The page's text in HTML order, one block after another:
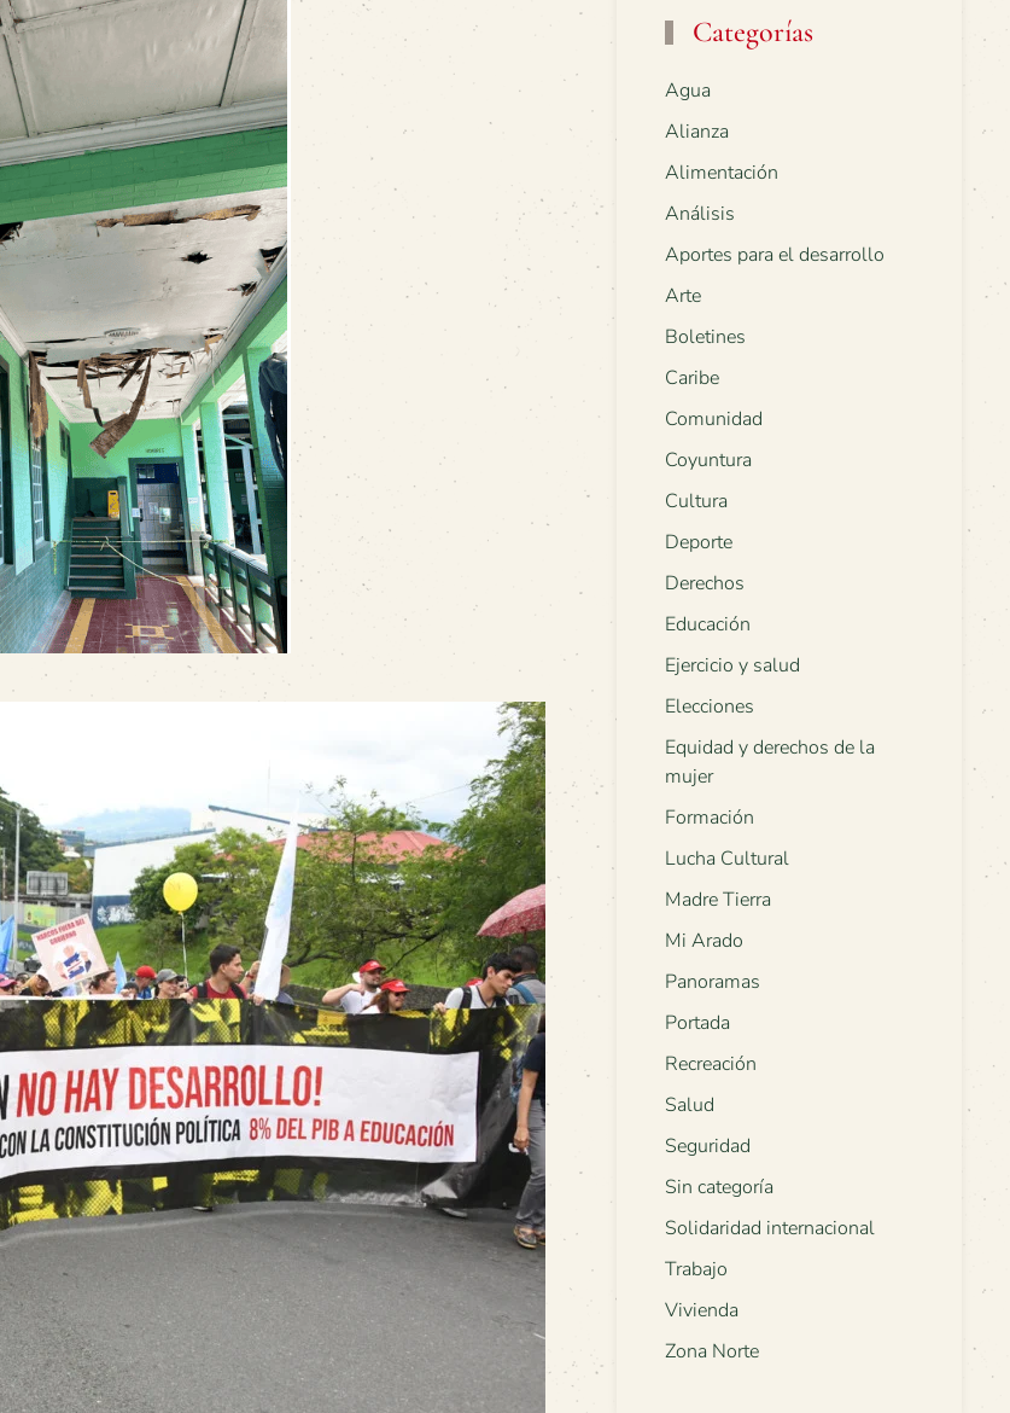
Categorías
Agua
Alianza
Alimentación
Análisis
Aportes para el desarrollo
Arte
Boletines
Caribe
Comunidad
Coyuntura
Cultura
Deporte
Derechos
Educación
Ejercicio y salud
Elecciones
Equidad y derechos de la
mujer
Formación
Lucha Cultural
Madre Tierra
Mi Arado
Panoramas
Portada
Recreación
Salud
Seguridad
Sin categoría
Solidaridad internacional
Trabajo
Vivienda
Zona Norte